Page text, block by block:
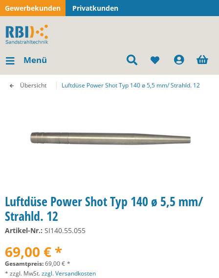
Gewerbekunden Privatkunden
Menü
Übersicht Luftdüse Power Shot Typ 140 ø 5,5 mm/ Strahld. 12
Luftdüse Power Shot Typ 140 ø 5,5 mm/
Strahld. 12
Artikel-Nr.: SI140.55.055
69,00 € *
Gesamtpreis:69,00€ *
* zzgl. MwSt.zzgl. Versandkosten